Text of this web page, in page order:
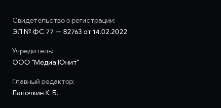
Свидетельство о регистрации:
ЭЛ № ФС 77 — 82763 от 14.02.2022
Учредитель:
ООО "Медиа Юнит"
Главный редактор:
Лапочкин К. Б.